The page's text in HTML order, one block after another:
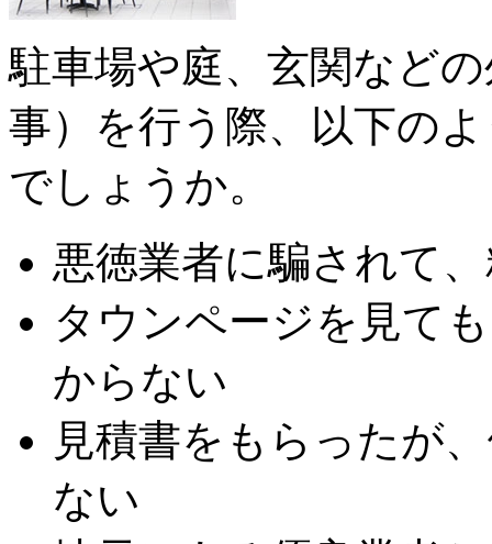
駐車場や庭、玄関など
事）を行う際、以下の
でしょうか。
悪徳業者に騙されて
タウンページを見て
からない
見積書をもらったが
ない